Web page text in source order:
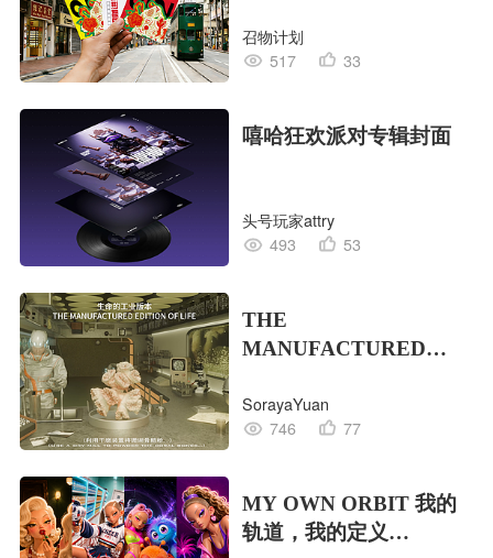
召物计划
517
33
嘻哈狂欢派对专辑封面
头号玩家attry
493
53
THE
MANUFACTURED
的工业版本
SorayaYuan
746
77
MY OWN ORBIT 我的
轨道，我的定义